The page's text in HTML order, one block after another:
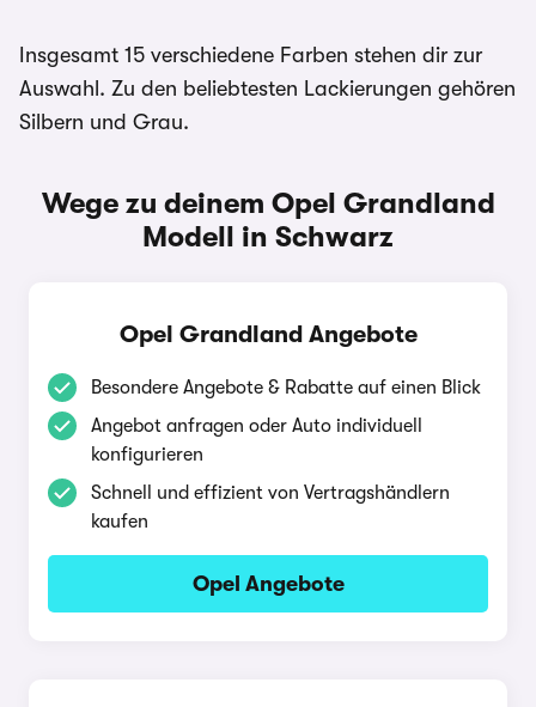
Insgesamt 15 verschiedene Farben stehen dir zur
Auswahl. Zu den beliebtesten Lackierungen gehören
Silbern und Grau.
Wege zu deinem Opel Grandland
Modell in Schwarz
Opel Grandland Angebote
Besondere Angebote & Rabatte auf einen Blick
Angebot anfragen oder Auto individuell
konfigurieren
Schnell und effizient von Vertragshändlern
kaufen
Opel Angebote